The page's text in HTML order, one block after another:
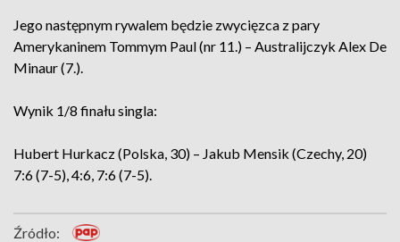
Jego następnym rywalem będzie zwycięzca z pary
Amerykaninem Tommym Paul (nr 11.) – Australijczyk Alex De
Minaur (7.).
Wynik 1/8 finału singla:
Hubert Hurkacz (Polska, 30) – Jakub Mensik (Czechy, 20)
7:6 (7-5), 4:6, 7:6 (7-5).
Źródło: